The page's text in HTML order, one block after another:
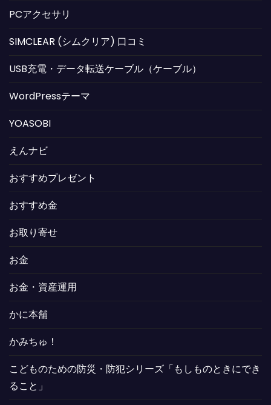
PCアクセサリ
SIMCLEAR (シムクリア) 口コミ
USB充電・データ転送ケーブル（ケーブル）
WordPressテーマ
YOASOBI
えんナビ
おすすめプレゼント
おすすめ金
お取り寄せ
お金
お金・資産運用
かに本舗
かみちゅ！
こどものための防災・防犯シリーズ「もしものときにでき
ること」